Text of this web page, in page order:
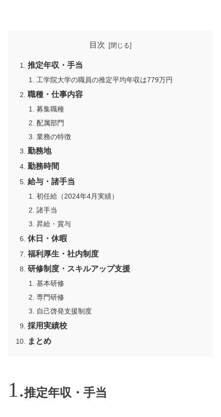
目次
推定年収・手当
工学院大学の職員の推定平均年収は779万円
職種・仕事内容
募集職種
配属部門
業務の特徴
勤務地
勤務時間
給与・諸手当
初任給（2024年4月実績）
諸手当
昇給・賞与
休日・休暇
福利厚生・社内制度
研修制度・スキルアップ支援
基本研修
専門研修
自己啓発支援制度
採用実績校
まとめ
推定年収・手当